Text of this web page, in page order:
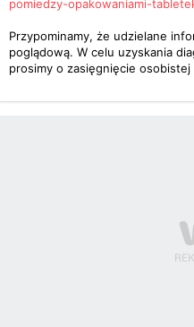
pomiedzy-opakowaniami-
Przypominamy, że udzielane
poglądową. W celu uzyskania
prosimy o zasięgnięcie